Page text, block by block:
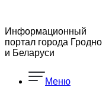
Информационный
портал города Гродно
и Беларуси
Меню